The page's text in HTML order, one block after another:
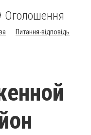
Оголошення
Питання-відповідь